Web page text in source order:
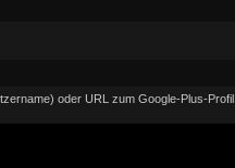
oder URL zum Google-Plus-Profil